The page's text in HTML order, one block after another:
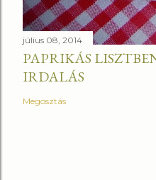
július 08, 2014
PAPRIKÁS
IRDALÁS
Megosztás